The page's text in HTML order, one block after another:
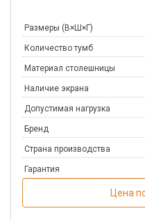
Размеры (В×Ш×Г)
Количество тумб
Материал столешницы
Наличие экрана
Допустимая нагрузка
Бренд
Страна производства
Гарантия
Цена